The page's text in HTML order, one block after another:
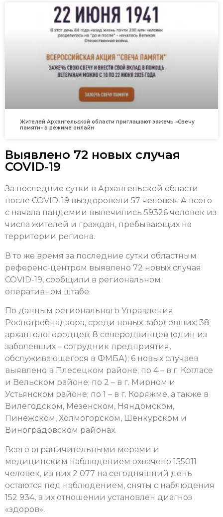
Жителей Архангельской области приглашают зажечь «Свечу
памяти» в режиме онлайн
Выявлено 72 новых случая
COVID-19
За последние сутки в Архангельской области
после COVID-19 выздоровели 57 человек. А всего
с начала пандемии вылечились 59326 человек из
числа жителей и граждан, пребывающих на
территории региона.
В то же время за последние сутки областным
референс-центром выявлено 72 новых случая
COVID-19, сообщили в региональном
оперативном штабе.
По данным регионального Управления
Роспотребнадзора, среди новых заболевших: 38
архангелогородцев; 8 северодвинцев (один из
заболевших – сотрудник предприятия,
обслуживающегося в ФМБА); 6 новых случаев
выявлено в Плесецком районе; по 4 – в г. Котласе
и Вельском районе; по 2 – в г. Мирном и
Устьянском районе; по 1 – в г. Коряжме, а также в
Вилегодском, Мезенском, Няндомском,
Пинежском, Холмогорском, Шенкурском и
Виноградовском районах.
Всего ограничительными мерами и
медицинским наблюдением охвачено 155011
человек, из них 2 077 на сегодняшний день
остаются под наблюдением, сняты с наблюдения
152 934, в их отношении установлен диагноз
«здоров».